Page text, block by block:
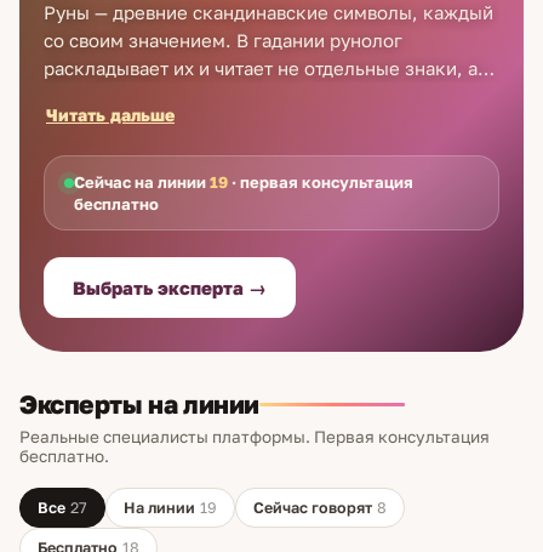
Руны — древние скандинавские символы, каждый
со своим значением. В гадании рунолог
раскладывает их и читает не отдельные знаки, а
вместе они говорят о вашей ситуации.
Читать дальше
Сейчас на линии19 · первая консультация
бесплатно
Выбрать эксперта →
Эксперты на линии
Реальные специалисты платформы. Первая консультация
бесплатно.
Все 27 На линии 19 Сейчас говорят 8
Бесплатно 18